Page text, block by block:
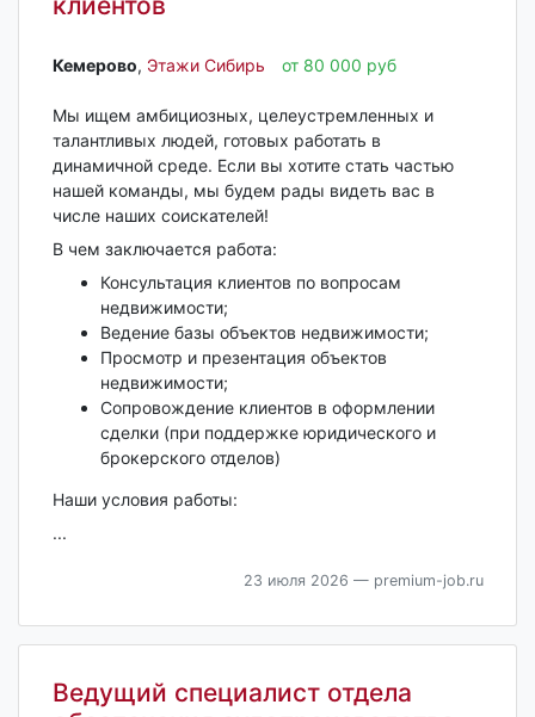
Кемерово‎, Этажи Сибирь от 80 000 руб
Мы ищем амбициозных, целеустремленных и
талантливых людей, готовых работать в
динамичной среде. Если вы хотите стать частью
нашей команды, мы будем рады видеть вас в
числе наших соискателей!
В чем заключается работа:
Консультация клиентов по вопросам
недвижимости;
Ведение базы объектов недвижимости;
Просмотр и презентация объектов
недвижимости;
Сопровождение клиентов в оформлении
сделки (при поддержке юридического и
брокерского отделов)
Наши условия работы:
...
23 июля 2026 — premium-job.ru
Ведущий специалист отдела